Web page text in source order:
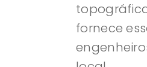
fornece